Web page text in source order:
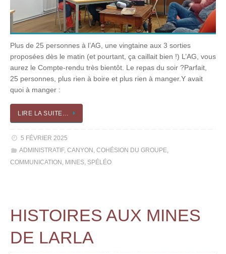
Plus de 25 personnes à l’AG, une vingtaine aux 3 sorties
proposées dès le matin (et pourtant, ça caillait bien !) L’AG, vous
aurez le Compte-rendu très bientôt. Le repas du soir ?Parfait,
25 personnes, plus rien à boire et plus rien à manger.Y avait
quoi à manger :
LIRE LA SUITE…
5 FÉVRIER 2025
ADMINISTRATIF, CANYON , COHÉSION DU GROUPE,
COMMUNICATION , MINES, SPÉLÉO
HISTOIRES AUX MINES
DE LARLA